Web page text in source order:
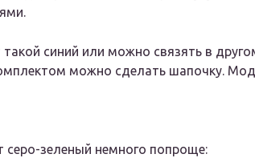
синий или можно связять в
можно сделать шапочку.
серо-зеленый немного попроще: